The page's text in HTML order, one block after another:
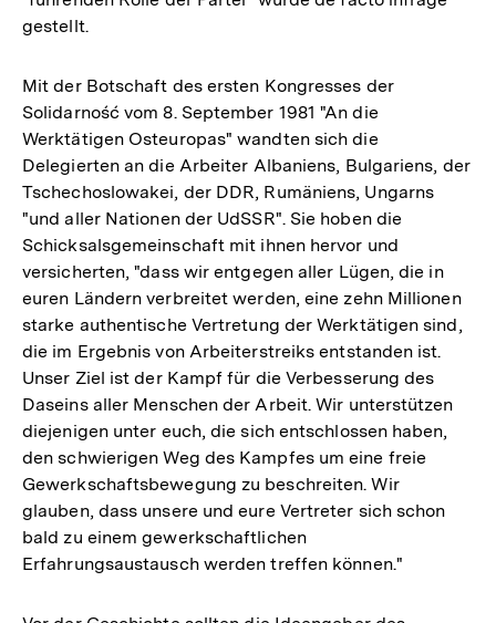
gestellt.
Mit der Botschaft des ersten Kongresses der
Solidarność vom 8. September 1981 "An die
Werktätigen Osteuropas" wandten sich die
Delegierten an die Arbeiter Albaniens, Bulgariens, der
Tschechoslowakei, der DDR, Rumäniens, Ungarns
"und aller Nationen der UdSSR". Sie hoben die
Schicksalsgemeinschaft mit ihnen hervor und
versicherten, "dass wir entgegen aller Lügen, die in
euren Ländern verbreitet werden, eine zehn Millionen
starke authentische Vertretung der Werktätigen sind,
die im Ergebnis von Arbeiterstreiks entstanden ist.
Unser Ziel ist der Kampf für die Verbesserung des
Daseins aller Menschen der Arbeit. Wir unterstützen
diejenigen unter euch, die sich entschlossen haben,
den schwierigen Weg des Kampfes um eine freie
Gewerkschaftsbewegung zu beschreiten. Wir
glauben, dass unsere und eure Vertreter sich schon
bald zu einem gewerkschaftlichen
Erfahrungsaustausch werden treffen können."